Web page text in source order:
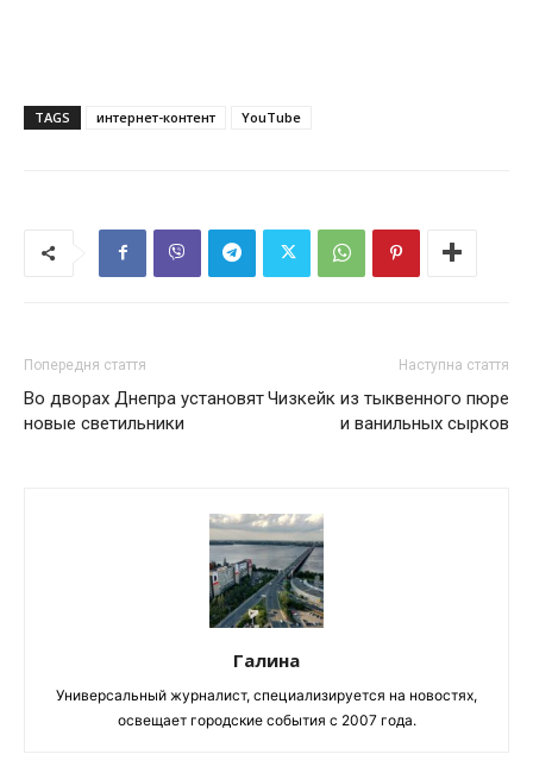
TAGS интернет-контент YouTube
Попередня стаття
Во дворах Днепра установят
новые светильники
Наступна стаття
Чизкейк из тыквенного пюре
и ванильных сырков
Галина
Универсальный журналист, специализируется на новостях,
освещает городские события с 2007 года.